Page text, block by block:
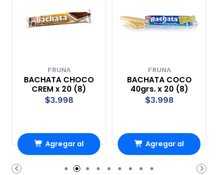
FRUNA
BACHATA CHOCO
CREM x 20 (8)
$3.998
Agregar al
Carro
FRUNA
BACHATA COCO
40grs. x 20 (8)
$3.998
Agregar al
Carro